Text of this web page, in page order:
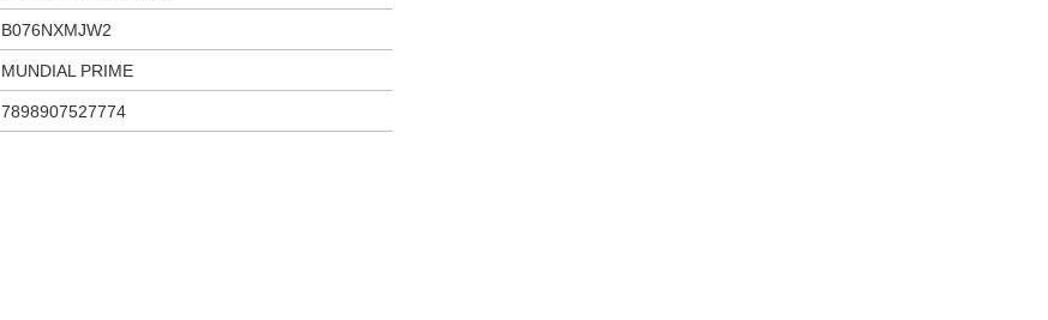
‎B076NXMJW2
‎MUNDIAL PRIME
‎7898907527774